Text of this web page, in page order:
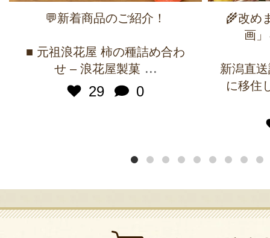
💬新着商品のご紹介！
■ 元祖浪花屋 柿の種詰め合わ
せ – 浪花屋製菓 ...
29
0
🌾改め
画
新潟直
に移住